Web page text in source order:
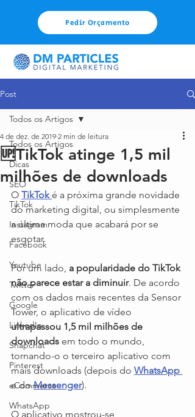
Pedir Orçamento
Post
Todos os Artigos
Dicas
SEO
TikTok
Instagram
Facebook
Youtube
Twitter
Google
LinkedIn
Snapchat
Pinterest
eCommerce
WhatsApp
Todos os Artigos
🆙TikTok atinge 1,5 mil
milhões de downloads
4 de dez. de 2019 2 min de leitura
O TikTok é a próxima grande novidade
do marketing digital, ou simplesmente
a última moda que acabará por se
esgotar.
Por um lado, a popularidade do TikTok
não parece estar a diminuir. De acordo
com os dados mais recentes da Sensor
Tower, o aplicativo de vídeo
ultrapassou 1,5 mil milhões de
downloads em todo o mundo,
tornando-o o terceiro aplicativo com
mais downloads (depois do WhatsApp
e do Messenger).
O aplicativo mostrou-se